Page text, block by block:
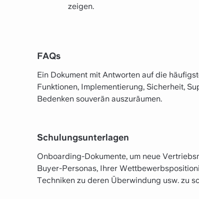
zeigen.
FAQs
Ein Dokument mit Antworten auf die
Funktionen, Implementierung, Sicherheit,
Bedenken souverän auszuräumen.
Schulungsunterlagen
Onboarding-Dokumente, um neue
Buyer-Personas, Ihrer
Techniken zu deren Überwindung usw. zu